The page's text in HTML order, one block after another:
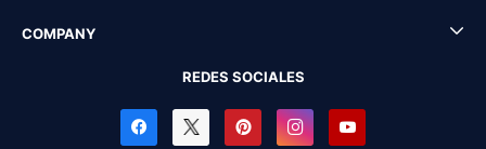
COMPANY
REDES SOCIALES